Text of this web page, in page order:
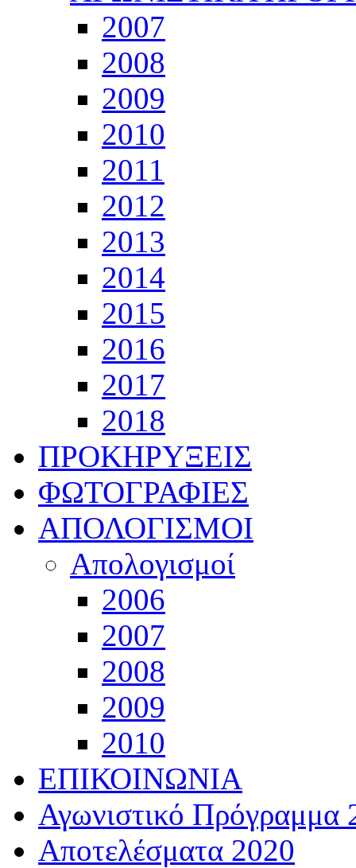
2007
2008
2009
2010
2011
2012
2013
2014
2015
2016
2017
2018
ΠΡΟΚΗΡΥΞΕΙΣ
ΦΩΤΟΓΡΑΦΙΕΣ
ΑΠΟΛΟΓΙΣΜΟΙ
Απολογισμοί
2006
2007
2008
2009
2010
ΕΠΙΚΟΙΝΩΝΙΑ
Αγωνιστικό Πρόγραμμα
Αποτελέσματα 2020